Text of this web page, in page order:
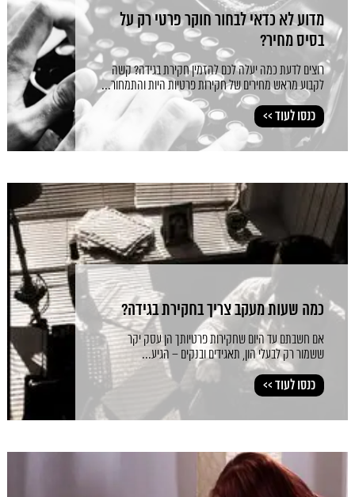
מדוע לא כדאי לבחור חוקר פרטי רק על
בסיס מחיר?
רוצים לדעת כמה יעלה לכם להזמין חקירת בגידה? קשה
לקבוע מראש מחירים של חקירות פרטיות היות והתמחור...
כנסו לעוד >>
כמה שעות מעקב צריך בחקירת בגידה?
אם חשבתם עד היום שחקירות פרטיותך הן עסק יקר
ששמור רק לבעלי הון, תאגידים ובנקים – הגיע...
כנסו לעוד >>